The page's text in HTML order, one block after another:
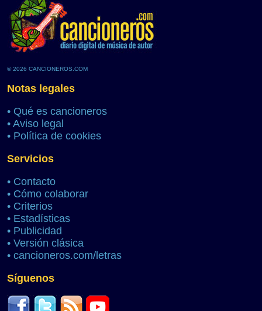
© 2026 CANCIONEROS.COM
Notas legales
• Qué es cancioneros
• Aviso legal
• Política de cookies
Servicios
• Contacto
• Cómo colaborar
• Criterios
• Estadísticas
• Publicidad
• Versión clásica
• cancioneros.com/letras
Síguenos